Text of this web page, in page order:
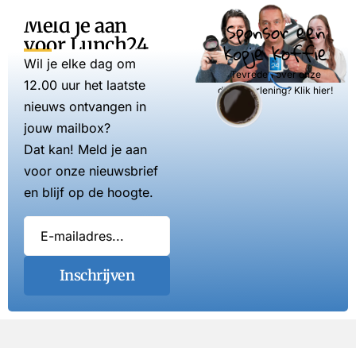
Meld je aan
voor Lunch24
Wil je elke dag om
12.00 uur het laatste
nieuws ontvangen in
jouw mailbox?
Dat kan! Meld je aan
voor onze nieuwsbrief
en blijf op de hoogte.
Inschrijven
Sponsor een
kopje koffie
Tevreden over onze
dienstverlening? Klik hier!